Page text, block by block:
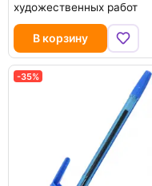
художественных работ
В корзину
-35%